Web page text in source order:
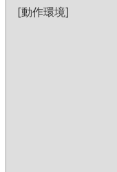
[動作環境]